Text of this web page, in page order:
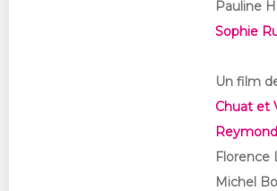
Pauline
Sophie
Un film
Chuat et
Reymond
Florence
Michel